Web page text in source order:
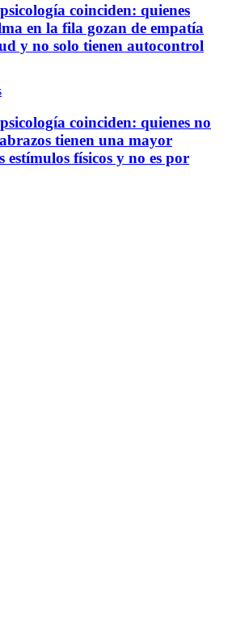
coinciden: quienes
en la fila gozan de empatía
y no solo tienen autocontrol
coinciden: quienes no
tienen una mayor
estímulos físicos y no es por